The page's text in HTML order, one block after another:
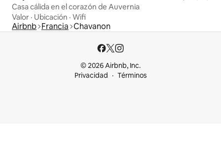
Casa cálida en el corazón de Auvernia
Valor · Ubicación · Wifi
Airbnb Francia Chavanon
© 2026 Airbnb, Inc.
Privacidad
Términos